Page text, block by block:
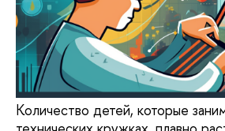
Количество детей, которые